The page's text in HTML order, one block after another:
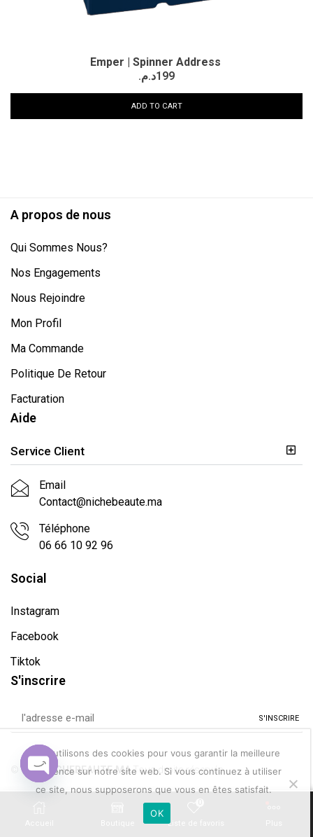
Emper | Spinner Address
199د.م.
ADD TO CART
A propos de nous
Qui Sommes Nous?
Nos Engagements
Nous Rejoindre
Mon Profil
Ma Commande
Politique De Retour
Facturation
Aide
Service Client
Email
Contact@nichebeaute.ma
Téléphone
06 66 10 92 96
Social
Instagram
Facebook
Tiktok
S'inscrire
© 2024NICHEBEAUTE.MATous droits réservés.
Conditions de vente | Politique de confidentialité
ADD TO CART
Liste de favoris
Nous utilisons des cookies pour vous garantir la meilleure
expérience sur notre site web. Si vous continuez à utiliser
ce site, nous supposerons que vous en êtes satisfait.
OK
Open
chaty